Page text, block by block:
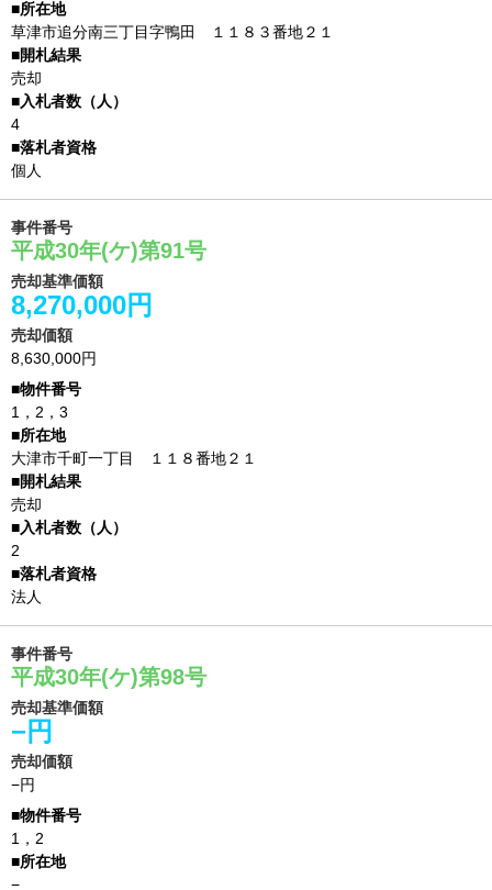
草津市追分南三丁目字鴨田 １１８３番地２１
売却
4
個人
事件番号
平成30年(ケ)第91号
売却基準価額
8,270,000円
売却価額
8,630,000円
1，2，3
大津市千町一丁目 １１８番地２１
売却
2
法人
事件番号
平成30年(ケ)第98号
売却基準価額
−円
売却価額
−円
1，2
−